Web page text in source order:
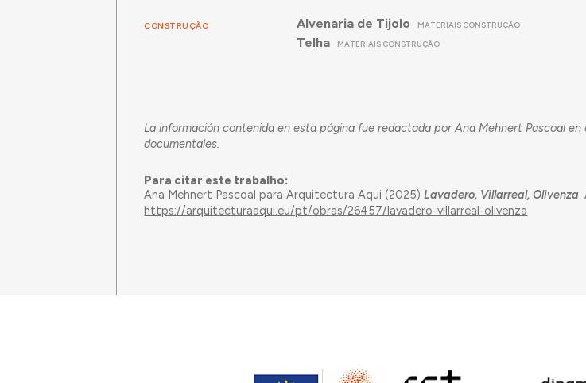
CONSTRUÇÃO Alvenaria de Tijolo MATERIAIS CONSTRUÇÃO
Telha MATERIAIS CONSTRUÇÃO
La información contenida en esta página fue redactada por Ana Mehnert Pascoal
documentales.
Para citar este trabalho:
Ana Mehnert Pascoal para Arquitectura Aqui (2025)Lavadero, Villarreal, Olivenza.
https://arquitecturaaqui.eu/pt/obras/26457/lavadero-villarreal-olivenza